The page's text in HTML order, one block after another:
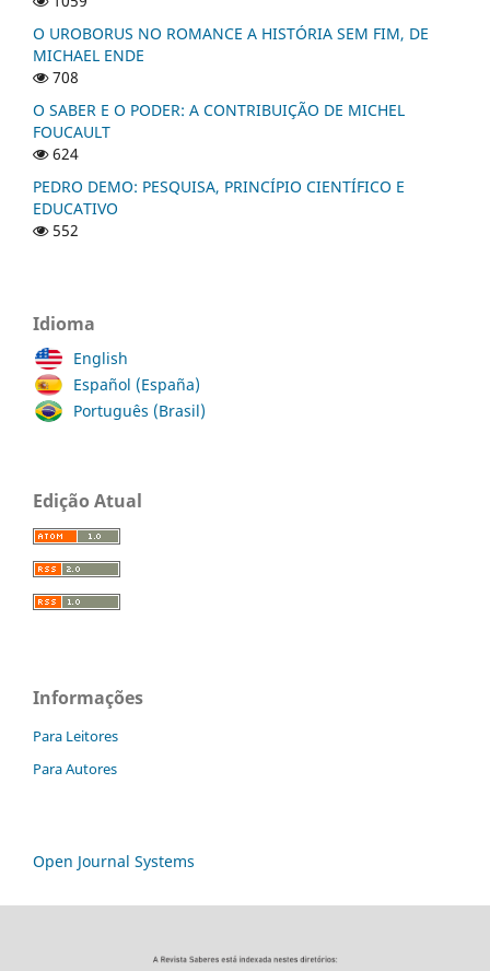
O UROBORUS NO ROMANCE A HISTÓRIA SEM FIM, DE
MICHAEL ENDE
708
O SABER E O PODER: A CONTRIBUIÇÃO DE MICHEL
FOUCAULT
624
PEDRO DEMO: PESQUISA, PRINCÍPIO CIENTÍFICO E
EDUCATIVO
552
Idioma
English
Español (España)
Português (Brasil)
Edição Atual
Informações
Para Leitores
Para Autores
Open Journal Systems